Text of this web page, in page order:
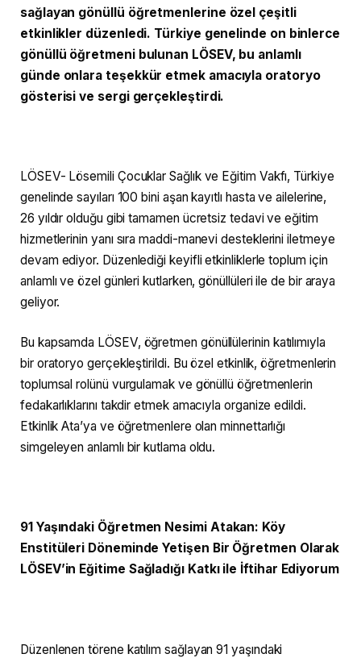
sağlayan gönüllü öğretmenlerine özel çeşitli
etkinlikler düzenledi. Türkiye genelinde on binlerce
gönüllü öğretmeni bulunan LÖSEV, bu anlamlı
günde onlara teşekkür etmek amacıyla oratoryo
gösterisi ve sergi gerçekleştirdi.
LÖSEV- Lösemili Çocuklar Sağlık ve Eğitim Vakfı, Türkiye
genelinde sayıları 100 bini aşan kayıtlı hasta ve ailelerine,
26 yıldır olduğu gibi tamamen ücretsiz tedavi ve eğitim
hizmetlerinin yanı sıra maddi-manevi desteklerini iletmeye
devam ediyor. Düzenlediği keyifli etkinliklerle toplum için
anlamlı ve özel günleri kutlarken, gönüllüleri ile de bir araya
geliyor.
Bu kapsamda LÖSEV, öğretmen gönüllülerinin katılımıyla
bir oratoryo gerçekleştirildi. Bu özel etkinlik, öğretmenlerin
toplumsal rolünü vurgulamak ve gönüllü öğretmenlerin
fedakarlıklarını takdir etmek amacıyla organize edildi.
Etkinlik Ata’ya ve öğretmenlere olan minnettarlığı
simgeleyen anlamlı bir kutlama oldu.
91 Yaşındaki Öğretmen Nesimi Atakan: Köy
Enstitüleri Döneminde Yetişen Bir Öğretmen Olarak
LÖSEV’in Eğitime Sağladığı Katkı ile İftihar Ediyorum
Düzenlenen törene katılım sağlayan 91 yaşındaki